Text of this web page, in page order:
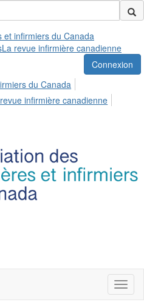
et infirmiers du Canada
La revue infirmière canadienne
Connexion
du Canada
infirmière canadienne